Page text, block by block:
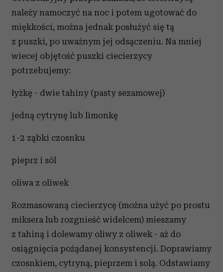
należy namoczyć na noc i potem ugotować do
miękkości, można jednak posłużyć się tą
z puszki, po uważnym jej odsączeniu. Na mniej
wiecej objętość puszki ciecierzycy
potrzebujemy:
łyżkę - dwie tahiny (pasty sezamowej)
jedną cytrynę lub limonkę
1-2 ząbki czosnku
pieprz i sól
oliwa z oliwek
Rozmasowaną ciecierzycę (można użyć po prostu
miksera lub rozgnieść widelcem) mieszamy
z tahiną i dolewamy oliwy z oliwek - aż do
osiągnięcia pożądanej konsystencji. Doprawiamy
czosnkiem, cytryną, pieprzem i solą. Odstawiamy